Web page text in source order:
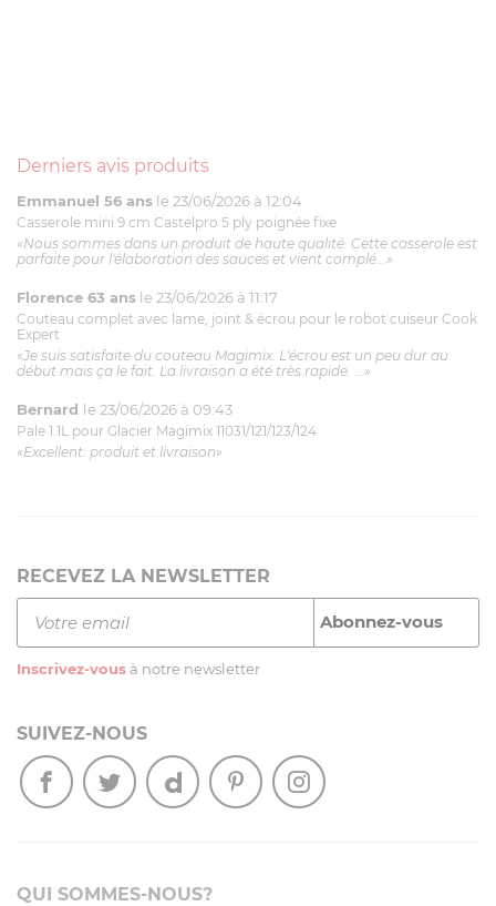
Derniers avis produits
Emmanuel 56 ans le 23/06/2026 à 12:04
Casserole mini 9 cm Castelpro 5 ply poignée fixe
«Nous sommes dans un produit de haute qualité. Cette casserole est
parfaite pour l'élaboration des sauces et vient complé...»
Florence 63 ans le 23/06/2026 à 11:17
Couteau complet avec lame, joint & écrou pour le robot cuiseur Cook
Expert
«Je suis satisfaite du couteau Magimix. L'écrou est un peu dur au
début mais ça le fait. La livraison a été très rapide. ...»
Bernard le 23/06/2026 à 09:43
Pale 1.1L pour Glacier Magimix 11031/121/123/124
«Excellent: produit et livraison»
RECEVEZ LA NEWSLETTER
Inscrivez-vous à notre newsletter
SUIVEZ-NOUS
QUI SOMMES-NOUS?